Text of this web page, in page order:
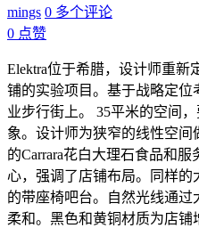
mings 0 多个评论
0 点赞
Elektra位于希腊，设计师重
铺的实验项目。基于战略定位
业步行街上。 35平米的空间
象。设计师为狭窄的线性空
的Carrara花白大理石食品和
心，强调了店铺布局。同样
的带座椅吧台。自然光线通
柔和。黑色和黄铜材质为店